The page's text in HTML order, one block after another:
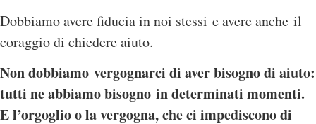
Dobbiamo avere fiducia in noi stessi e avere anche il
coraggio di chiedere aiuto.
Non dobbiamo vergognarci di aver bisogno di aiuto:
tutti ne abbiamo bisogno in determinati momenti.
E l’orgoglio o la vergogna, che ci impediscono di